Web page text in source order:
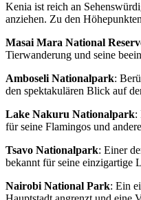
Kenia ist reich an
anziehen. Zu den
Masai Mara National
Tierwanderung und seine
Amboseli Nationalpark:
den spektakulären Blick auf
Lake Nakuru Nationalpark:
für seine Flamingos und
Tsavo Nationalpark: Einer
bekannt für seine einzigartige
Nairobi National Park: Ein